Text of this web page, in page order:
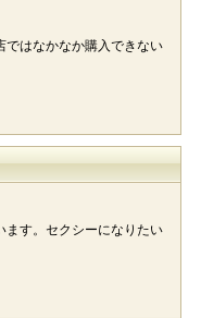
ではなかなか購入できない
ます。セクシーになりたい